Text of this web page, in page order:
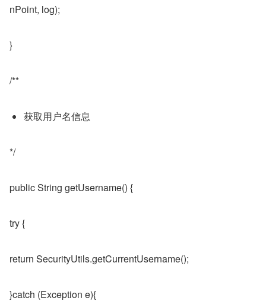
nPoint, log);
}
/**
获取用户名信息
*/
public String getUsername() {
try {
return SecurityUtils.getCurrentUsername();
}catch (Exception e){